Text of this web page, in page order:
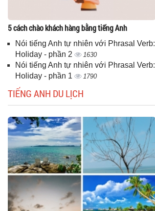
5 cách chào khách hàng bằng tiếng Anh
Nói tiếng Anh tự nhiên với Phrasal Verb:
Holiday - phần 2
1630
Nói tiếng Anh tự nhiên với Phrasal Verb:
Holiday - phần 1
1790
TIẾNG ANH DU LỊCH